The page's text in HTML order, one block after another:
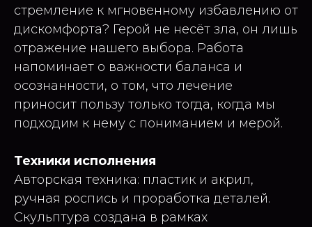
стремление к мгновенному избавлению от
дискомфорта? Герой не несёт зла, он лишь
отражение нашего выбора. Работа
напоминает о важности баланса и
осознанности, о том, что лечение
приносит пользу только тогда, когда мы
подходим к нему с пониманием и мерой.
Техники исполнения
Авторская техника: пластик и акрил,
ручная роспись и проработка деталей.
Скульптура создана в рамках